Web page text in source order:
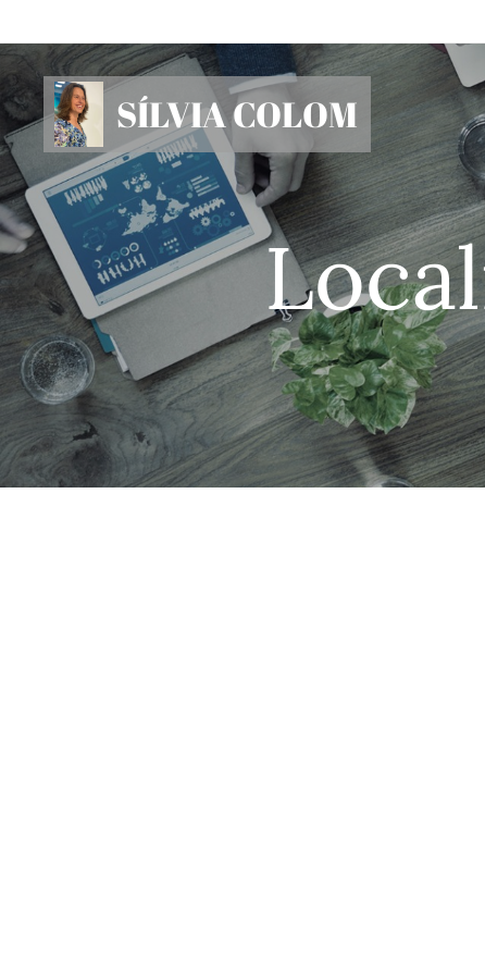
SÍLVIA COLOM